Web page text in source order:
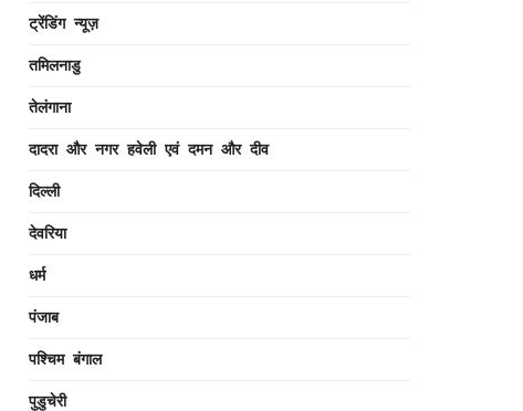
ट्रेंडिंग न्यूज़
तमिलनाडु
तेलंगाना
दादरा और नगर हवेली एवं दमन और दीव
दिल्ली
देवरिया
धर्म
पंजाब
पश्चिम बंगाल
पुडुचेरी